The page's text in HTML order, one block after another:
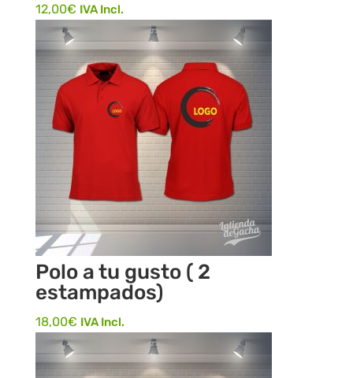
12,00€ IVA Incl.
Polo a tu gusto ( 2
estampados)
18,00€ IVA Incl.